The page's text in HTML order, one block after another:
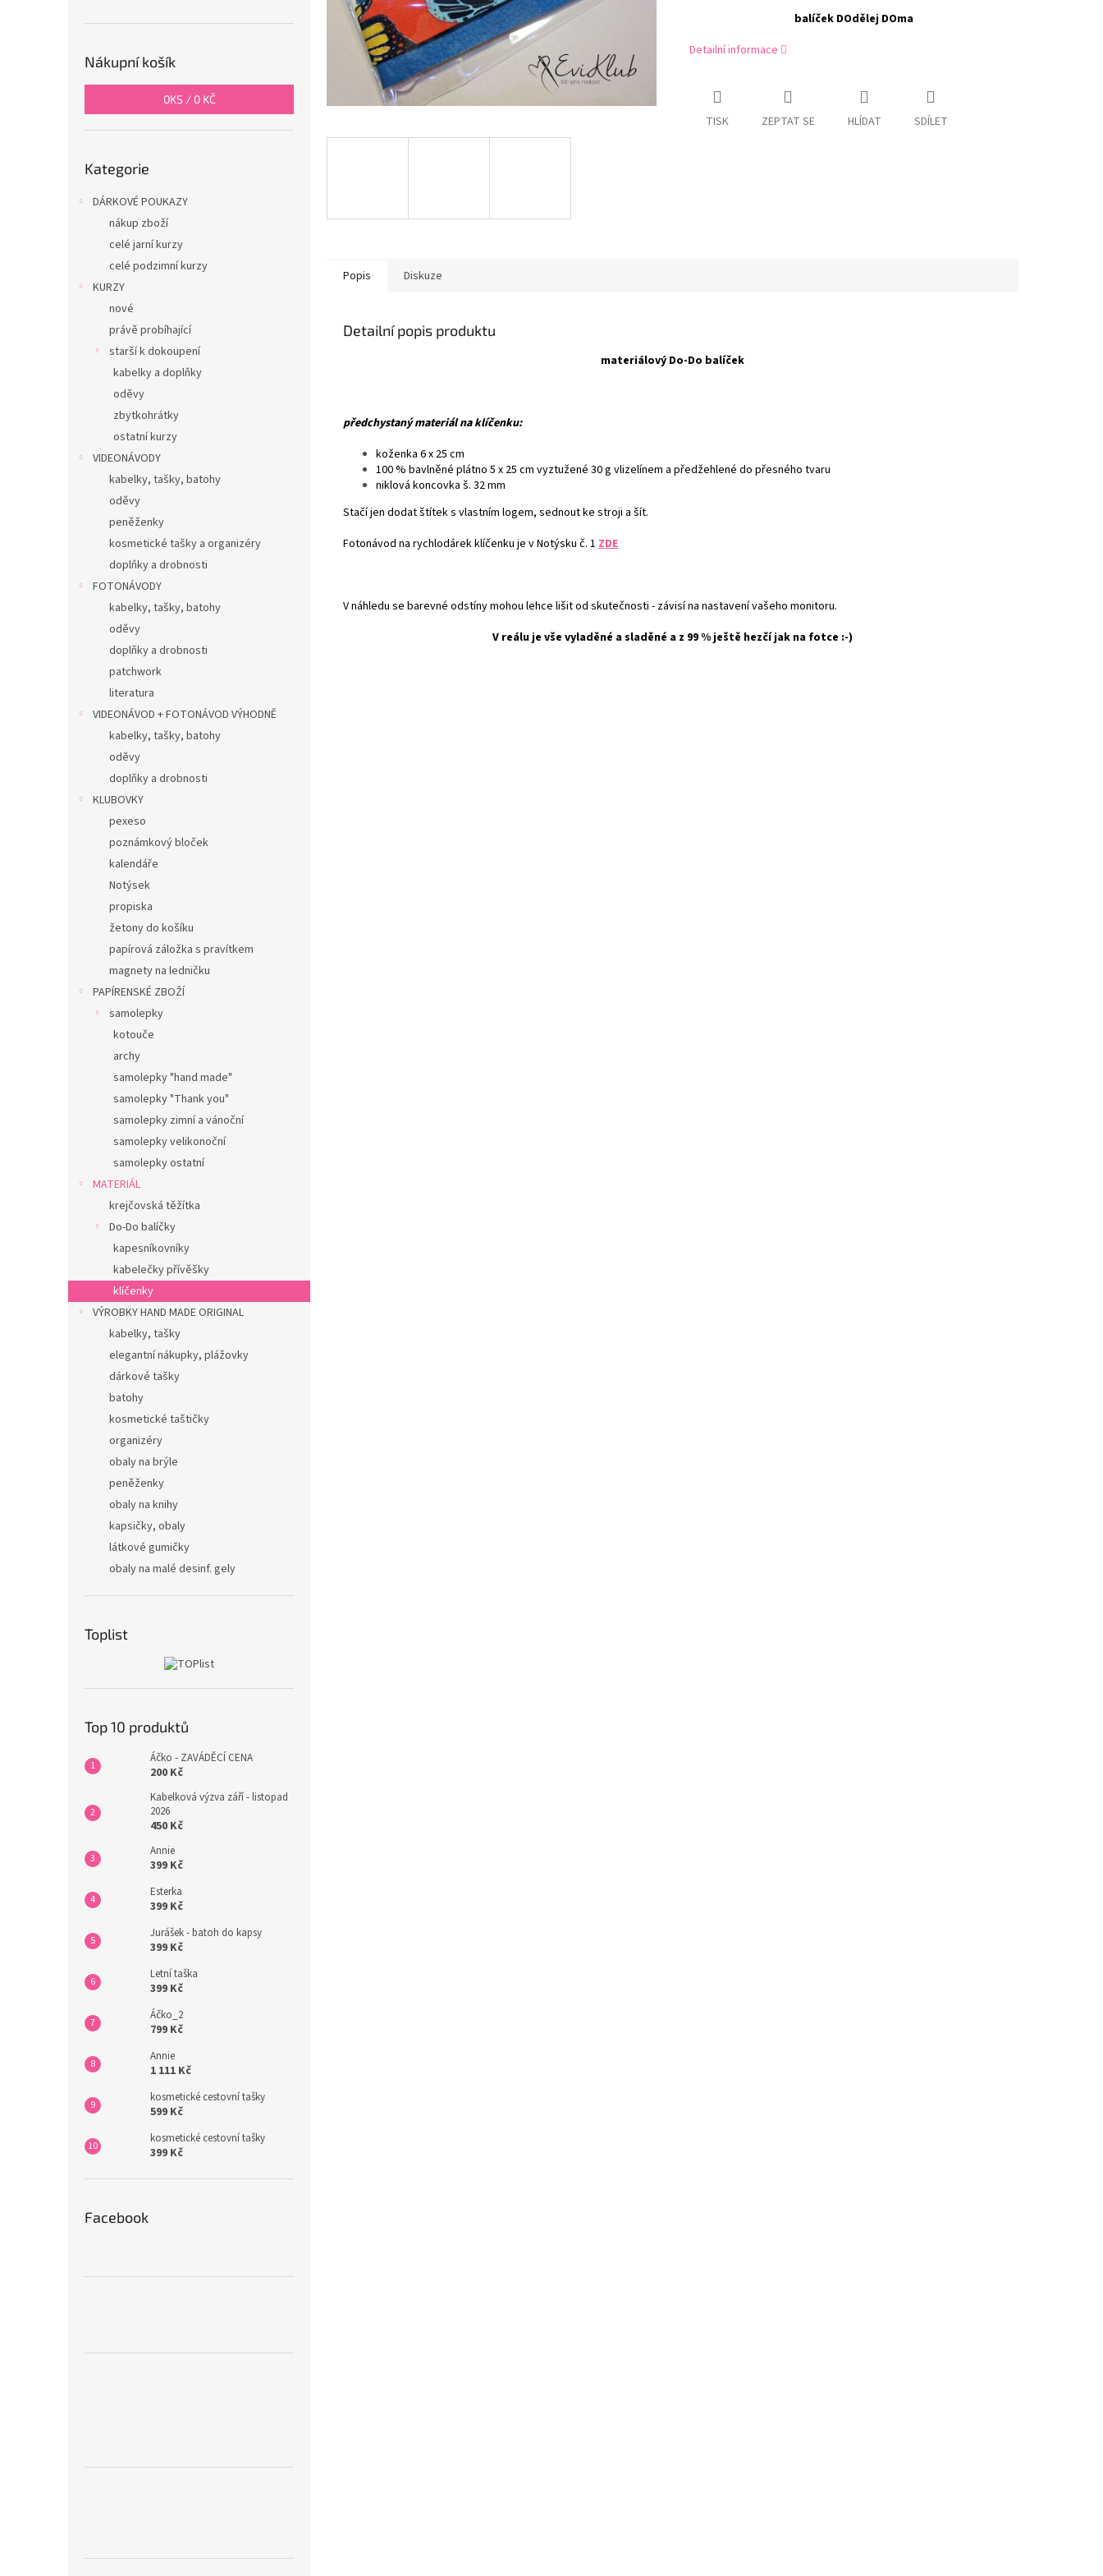
Nákupní košík
0KS / 0 KČ
kategorie
Kategorie
DÁRKOVÉ POUKAZY
nákup zboží
celé jarní kurzy
celé podzimní kurzy
KURZY
nové
právě probíhající
starší k dokoupení
kabelky a doplňky
oděvy
zbytkohrátky
ostatní kurzy
VIDEONÁVODY
kabelky, tašky, batohy
oděvy
peněženky
kosmetické tašky a organizéry
doplňky a drobnosti
FOTONÁVODY
kabelky, tašky, batohy
oděvy
doplňky a drobnosti
patchwork
literatura
VIDEONÁVOD + FOTONÁVOD VÝHODNĚ
kabelky, tašky, batohy
oděvy
doplňky a drobnosti
KLUBOVKY
pexeso
poznámkový bloček
kalendáře
Notýsek
propiska
žetony do košíku
papírová záložka s pravítkem
magnety na ledničku
PAPÍRENSKÉ ZBOŽÍ
samolepky
kotouče
archy
samolepky "hand made"
samolepky "Thank you"
samolepky zimní a vánoční
samolepky velikonoční
samolepky ostatní
MATERIÁL
krejčovská těžítka
Do-Do balíčky
kapesníkovníky
kabelečky přívěšky
klíčenky
VÝROBKY HAND MADE ORIGINAL
kabelky, tašky
elegantní nákupky, plážovky
dárkové tašky
batohy
kosmetické taštičky
organizéry
obaly na brýle
peněženky
obaly na knihy
kapsičky, obaly
látkové gumičky
obaly na malé desinf. gely
Toplist
Top 10 produktů
Áčko - ZAVÁDĚCÍ CENA
200 Kč
Kabelková výzva září - listopad
2026
450 Kč
Annie
399 Kč
Esterka
399 Kč
Jurášek - batoh do kapsy
399 Kč
Letní taška
399 Kč
Áčko_2
799 Kč
Annie
1 111 Kč
kosmetické cestovní tašky
599 Kč
kosmetické cestovní tašky
399 Kč
Facebook
balíček DOdělej DOma
Detailní informace
TISK ZEPTAT SE HLÍDAT SDÍLET
Popis Diskuze
Detailní popis produktu
materiálový Do-Do balíček
předchystaný materiál na klíčenku:
koženka 6 x 25 cm
100 % bavlněné plátno 5 x 25 cm vyztužené 30 g vlizelínem a předžehlené do přesného tvaru
niklová koncovka š. 32 mm
Stačí jen dodat štítek s vlastním logem, sednout ke stroji a šít.
Fotonávod na rychlodárek klíčenku je v Notýsku č. 1 ZDE
V náhledu se barevné odstíny mohou lehce lišit od skutečnosti - závisí na nastavení vašeho monitoru.
V reálu je vše vyladěné a sladěné a z 99 % ještě hezčí jak na fotce :-)